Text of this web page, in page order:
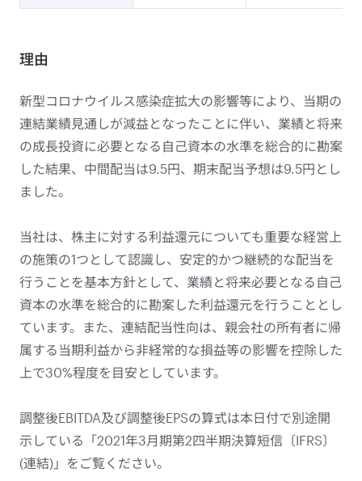
理由
新型コロナウイルス感染症拡大の影響等により、当期の
連結業績見通しが減益となったことに伴い、業績と将来
の成長投資に必要となる自己資本の水準を総合的に勘案
した結果、中間配当は9.5円、期末配当予想は9.5円とし
ました。
当社は、株主に対する利益還元についても重要な経営上
の施策の1つとして認識し、安定的かつ継続的な配当を
行うことを基本方針として、業績と将来必要となる自己
資本の水準を総合的に勘案した利益還元を行うこととし
ています。また、連結配当性向は、親会社の所有者に帰
属する当期利益から非経常的な損益等の影響を控除した
上で30%程度を目安としています。
調整後EBITDA及び調整後EPSの算式は本日付で別途開
示している「2021年3月期第2四半期決算短信〔IFRS〕
(連結)」をご覧ください。